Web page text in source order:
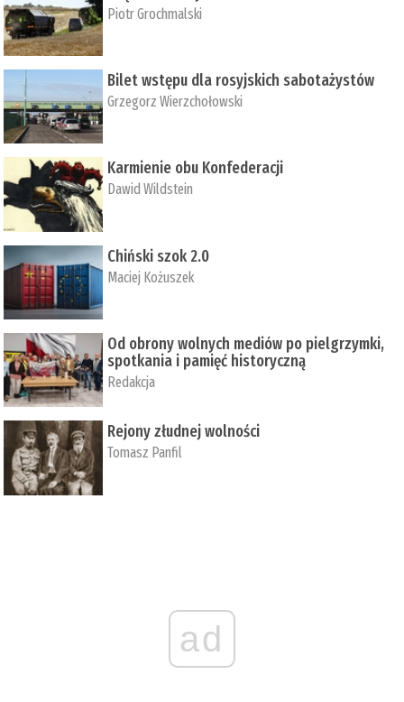
Piotr Grochmalski
Bilet wstępu dla rosyjskich sabotażystów
Grzegorz Wierzchołowski
Karmienie obu Konfederacji
Dawid Wildstein
Chiński szok 2.0
Maciej Kożuszek
Od obrony wolnych mediów po pielgrzymki,
spotkania i pamięć historyczną
Redakcja
Rejony złudnej wolności
Tomasz Panfil
ad